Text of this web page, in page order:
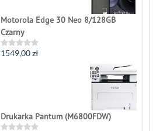
Motorola Edge 30 Neo 8/128GB
Czarny
Rated
1549,00zł
Drukarka Pantum (M6800FDW)